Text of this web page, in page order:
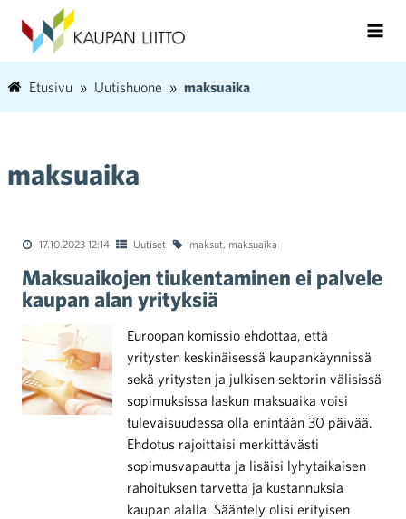
Etusivu Uutishuone maksuaika
maksuaika
17.10.2023 12:14 Uutiset maksut, maksuaika
Maksuaikojen tiukentaminen ei palvele
kaupan alan yrityksiä
Euroopan komissio ehdottaa, että
yritysten keskinäisessä kaupankäynnissä
sekä yritysten ja julkisen sektorin välisissä
sopimuksissa laskun maksuaika voisi
tulevaisuudessa olla enintään 30 päivää.
Ehdotus rajoittaisi merkittävästi
sopimusvapautta ja lisäisi lyhytaikaisen
rahoituksen tarvetta ja kustannuksia
kaupan alalla. Sääntely olisi erityisen